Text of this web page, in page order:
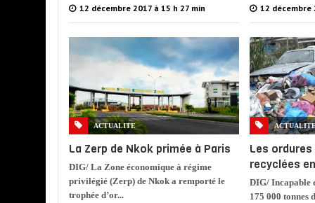
12 décembre 2017 à 15 h 27 min
12 décembre
ACTUALITE
La Zerp de Nkok primée à Paris
DIG/ La Zone économique à régime
privilégié (Zerp) de Nkok a remporté le
trophée d’or...
Les
recyclées
DIG/ Incapable
175 000 tonnes